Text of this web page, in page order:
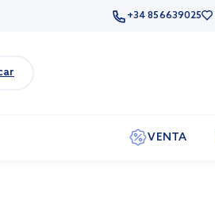
+34 856639025
VENTA